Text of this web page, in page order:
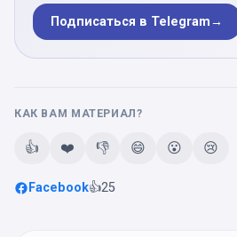
Подписаться в Telegram→
КАК ВАМ МАТЕРИАЛ?
👍 ❤️ 👎 😄 😮 😢
Facebook👍25